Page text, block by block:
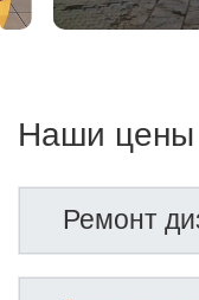
Наши цены
Ремонт